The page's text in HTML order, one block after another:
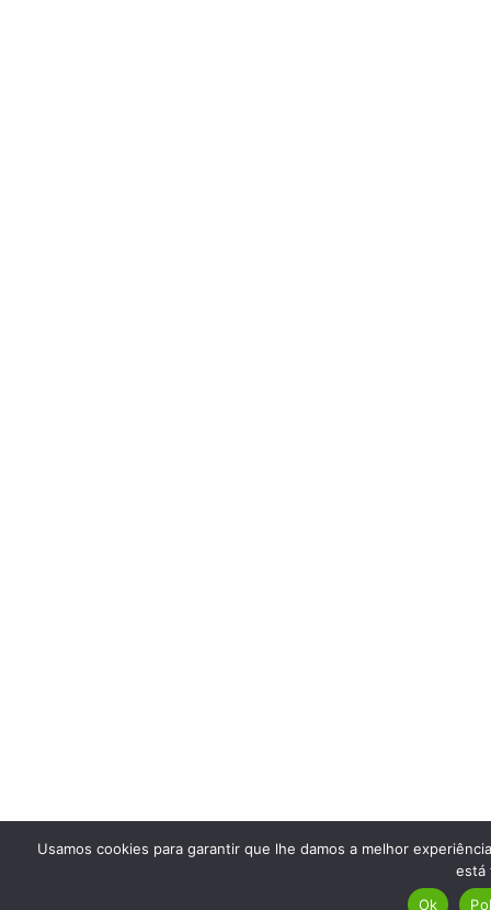
Usamos cookies para garantir que lhe damos a melhor
está
Ok